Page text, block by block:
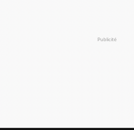
Publicité